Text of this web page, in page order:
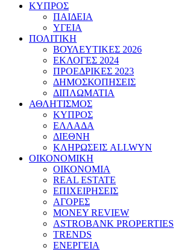
ΚΥΠΡΟΣ
ΠΑΙΔΕΙΑ
ΥΓΕΙΑ
ΠΟΛΙΤΙΚΗ
ΒΟΥΛΕΥΤΙΚΕΣ 2026
ΕΚΛΟΓΕΣ 2024
ΠΡΟΕΔΡΙΚΕΣ 2023
ΔΗΜΟΣΚΟΠΗΣΕΙΣ
ΔΙΠΛΩΜΑΤΙΑ
ΑΘΛΗΤΙΣΜΟΣ
ΚΥΠΡΟΣ
ΕΛΛΑΔΑ
ΔΙΕΘΝΗ
ΚΛΗΡΩΣΕΙΣ ALLWYN
ΟΙΚΟΝΟΜΙΚΗ
ΟΙΚΟΝΟΜΙΑ
REAL ESTATE
ΕΠΙΧΕΙΡΗΣΕΙΣ
ΑΓΟΡΕΣ
MONEY REVIEW
ASTROBANK PROPERTIES
TRENDS
ΕΝΕΡΓΕΙΑ